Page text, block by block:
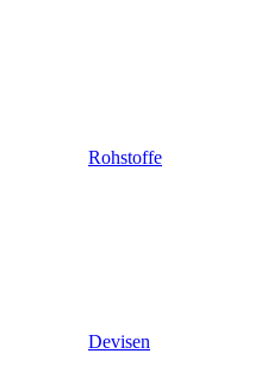
Rohstoffe
Devisen